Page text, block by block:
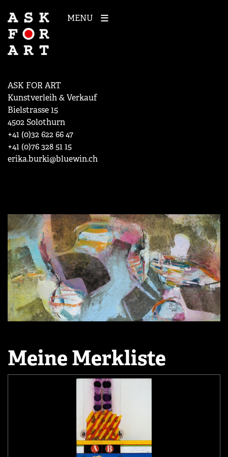
MENU
ASK FOR ART
Kunstverleih & Verkauf
Bielstrasse 15
4502 Solothurn
+41 (0)32 622 66 47
+41 (0)76 328 51 15
erika.burki@bluewin.ch
Meine Merkliste